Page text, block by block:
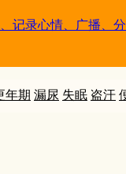
记录心情、广播、
年期 漏尿 失眠 盗汗